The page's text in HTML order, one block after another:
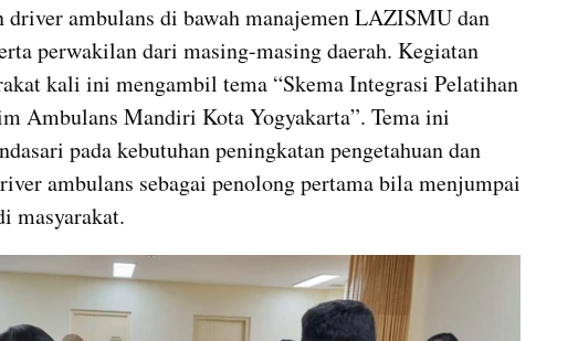
driver ambulans di bawah manajemen LAZISMU dan
perwakilan dari masing-masing daerah. Kegiatan
kali ini mengambil tema “Skema Integrasi Pelatihan
Ambulans Mandiri Kota Yogyakarta”. Tema ini
pada kebutuhan peningkatan pengetahuan dan
ambulans sebagai penolong pertama bila menjumpai
masyarakat.